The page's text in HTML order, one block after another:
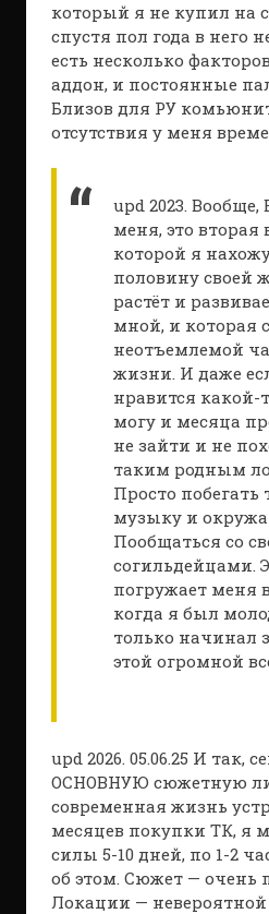
который я не купил на
спустя пол года в него
есть несколько
аддон, и постоянные
Близов для РУ
отсутствия у меня
upd 2023.
меня, это вторая
которой я
половину своей
растёт и
мной, и которая
неотъемлемой
жизни. И даже
нравится какой-
могу и месяца
не зайти и не
таким родным
Просто
музыку и
Пообщаться со
согильдейцами.
погружает меня
когда я был
только начинал
этой огромной
upd 2026. 05.06.25 И так,
ОСНОВНУЮ сюжетную
современная жизнь
месяцев покупки ТК, я
силы 5-10 дней, по 1-2
об этом. Сюжет — очень
Локации —